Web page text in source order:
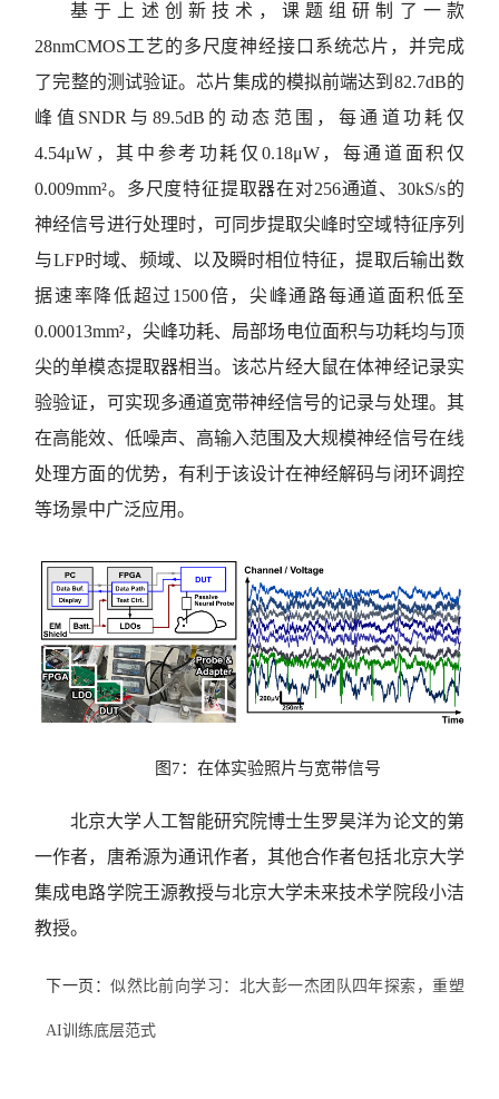
基于上述创新技术，课题组研制了一款
28nmCMOS工艺的多尺度神经接口系统芯片，并完成
了完整的测试验证。芯片集成的模拟前端达到82.7dB的
峰值SNDR与89.5dB的动态范围，每通道功耗仅
4.54μW，其中参考功耗仅0.18μW，每通道面积仅
0.009mm²。多尺度特征提取器在对256通道、30kS/s的
神经信号进行处理时，可同步提取尖峰时空域特征序列
与LFP时域、频域、以及瞬时相位特征，提取后输出数
据速率降低超过1500倍，尖峰通路每通道面积低至
0.00013mm²，尖峰功耗、局部场电位面积与功耗均与顶
尖的单模态提取器相当。该芯片经大鼠在体神经记录实
验验证，可实现多通道宽带神经信号的记录与处理。其
在高能效、低噪声、高输入范围及大规模神经信号在线
处理方面的优势，有利于该设计在神经解码与闭环调控
等场景中广泛应用。
图7：在体实验照片与宽带信号
北京大学人工智能研究院博士生罗昊洋为论文的第
一作者，唐希源为通讯作者，其他合作者包括北京大学
集成电路学院王源教授与北京大学未来技术学院段小洁
教授。
下一页：似然比前向学习：北大彭一杰团队四年探索，重塑
AI训练底层范式